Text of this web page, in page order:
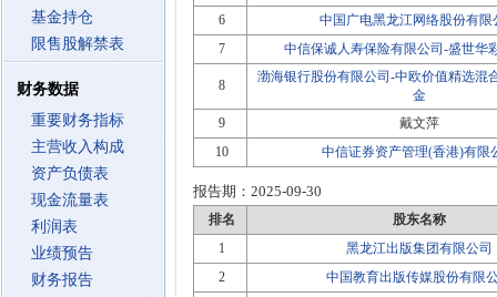
基金持仓
限售股解禁表
财务数据
重要财务指标
主营收入构成
资产负债表
现金流量表
利润表
业绩预告
财务报告
6
中国广电黑龙江网络股份有限
7
中信保诚人寿保险有限公司-盛世华
8
渤海银行股份有限公司-中欧价值精选混
金
9
戴文萍
10
中信证券资产管理(香港)有限
报告期： 2025-09-30
排名
股东名称
1
黑龙江出版集团有限公司
2
中国教育出版传媒股份有限